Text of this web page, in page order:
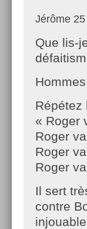
Jérôme
Que lis-
Répétez
« Roger
Roger
Roger
Roger
Il sert
contre